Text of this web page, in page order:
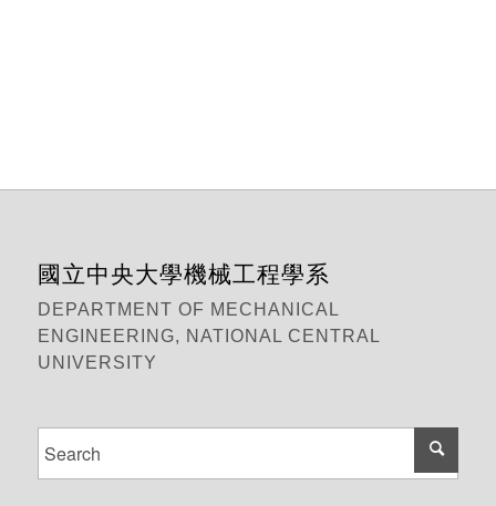
國立中央大學機械工程學系
DEPARTMENT OF MECHANICAL
ENGINEERING, NATIONAL CENTRAL
UNIVERSITY